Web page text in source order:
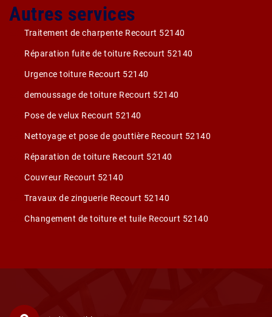
Autres services
Traitement de charpente Recourt 52140
Réparation fuite de toiture Recourt 52140
Urgence toiture Recourt 52140
demoussage de toiture Recourt 52140
Pose de velux Recourt 52140
Nettoyage et pose de gouttière Recourt 52140
Réparation de toiture Recourt 52140
Couvreur Recourt 52140
Travaux de zinguerie Recourt 52140
Changement de toiture et tuile Recourt 52140